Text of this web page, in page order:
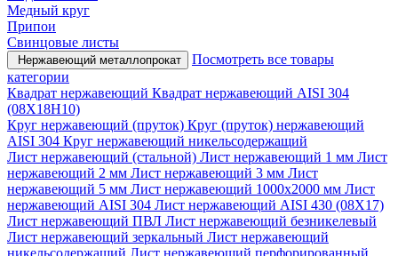
Медный круг
Припои
Свинцовые листы
Нержавеющий металлопрокат
Посмотреть все товары
категории
Квадрат нержавеющий Квадрат нержавеющий AISI 304
(08Х18Н10)
Круг нержавеющий (пруток) Круг (пруток) нержавеющий
AISI 304 Круг нержавеющий никельсодержащий
Лист нержавеющий (стальной) Лист нержавеющий 1 мм Лист
нержавеющий 2 мм Лист нержавеющий 3 мм Лист
нержавеющий 5 мм Лист нержавеющий 1000х2000 мм Лист
нержавеющий AISI 304 Лист нержавеющий AISI 430 (08Х17)
Лист нержавеющий ПВЛ Лист нержавеющий безникелевый
Лист нержавеющий зеркальный Лист нержавеющий
никельсодержащий Лист нержавеющий перфорированный